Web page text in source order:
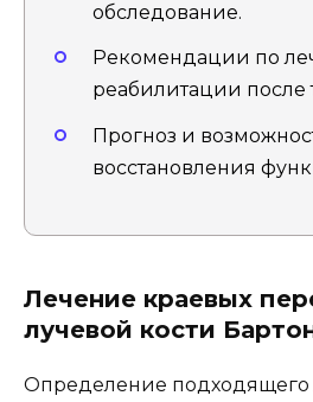
обследование.
Рекомендации по
реабилитации после
Прогноз и
восстановления
Лечение краевых
лучевой кости
Определение подходящего